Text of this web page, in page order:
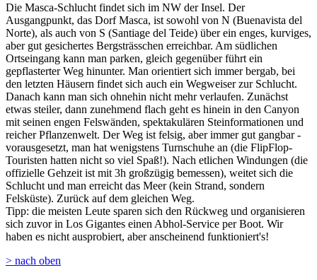
Die Masca-Schlucht findet sich im NW der Insel. Der
Ausgangpunkt, das Dorf Masca, ist sowohl von N (Buenavista del
Norte), als auch von S (Santiage del Teide) über ein enges, kurviges,
aber gut gesichertes Bergsträsschen erreichbar. Am südlichen
Ortseingang kann man parken, gleich gegenüber führt ein
gepflasterter Weg hinunter. Man orientiert sich immer bergab, bei
den letzten Häusern findet sich auch ein Wegweiser zur Schlucht.
Danach kann man sich ohnehin nicht mehr verlaufen. Zunächst
etwas steiler, dann zunehmend flach geht es hinein in den Canyon
mit seinen engen Felswänden, spektakulären Steinformationen und
reicher Pflanzenwelt. Der Weg ist felsig, aber immer gut gangbar -
vorausgesetzt, man hat wenigstens Turnschuhe an (die FlipFlop-
Touristen hatten nicht so viel Spaß!). Nach etlichen Windungen (die
offizielle Gehzeit ist mit 3h großzügig bemessen), weitet sich die
Schlucht und man erreicht das Meer (kein Strand, sondern
Felsküste). Zurück auf dem gleichen Weg.
Tipp: die meisten Leute sparen sich den Rückweg und organisieren
sich zuvor in Los Gigantes einen Abhol-Service per Boot. Wir
haben es nicht ausprobiert, aber anscheinend funktioniert's!
> nach oben